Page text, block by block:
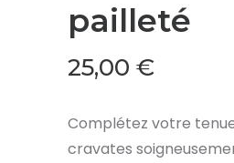
pailleté
25,00 €
Complétez votre
cravates